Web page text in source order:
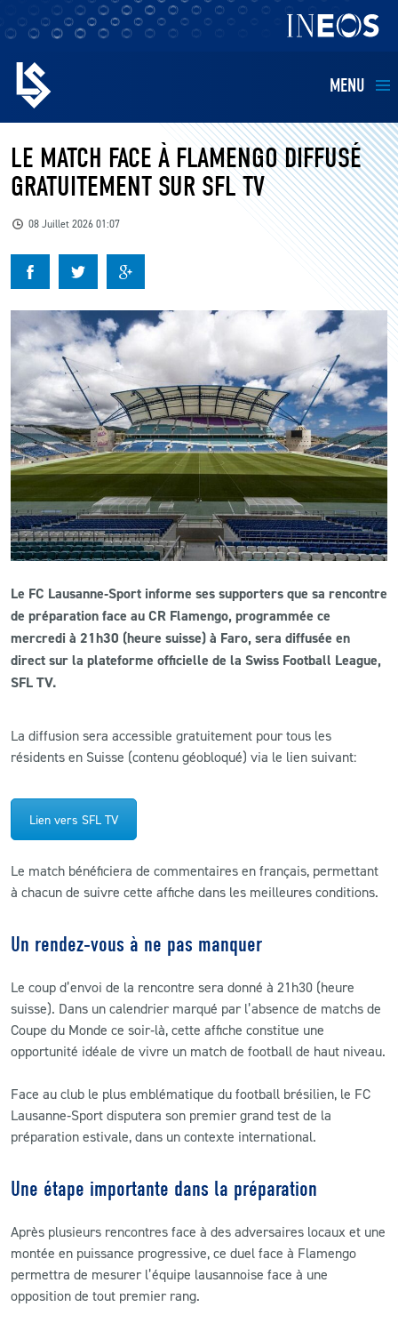
MENU
EQUIPES
BILLETTERIE
KIDS
BUSINESS
RESTAURATION
CLUB
ACTUALITÉS
LS ACADEMY CAMPS
MATCH DES CELEBRITES
LE MATCH FACE À FLAMENGO DIFFUSÉ
GRATUITEMENT SUR SFL TV
08 Juillet 2026 01:07
Le FC Lausanne‑Sport informe ses supporters que sa rencontre
de préparation face au CR Flamengo, programmée ce
mercredi à 21h30 (heure suisse) à Faro, sera diffusée en
direct sur la plateforme officielle de la Swiss Football League,
SFL TV.
La diffusion sera accessible gratuitement pour tous les
résidents en Suisse (contenu géobloqué) via le lien suivant:
Lien vers SFL TV
Le match bénéficiera de commentaires en français, permettant
à chacun de suivre cette affiche dans les meilleures conditions.
Un rendez‑vous à ne pas manquer
Le coup d’envoi de la rencontre sera donné à 21h30 (heure
suisse). Dans un calendrier marqué par l’absence de matchs de
Coupe du Monde ce soir‑là, cette affiche constitue une
opportunité idéale de vivre un match de football de haut niveau.
Face au club le plus emblématique du football brésilien, le FC
Lausanne‑Sport disputera son premier grand test de la
préparation estivale, dans un contexte international.
Une étape importante dans la préparation
Après plusieurs rencontres face à des adversaires locaux et une
montée en puissance progressive, ce duel face à Flamengo
permettra de mesurer l’équipe lausannoise face à une
opposition de tout premier rang.